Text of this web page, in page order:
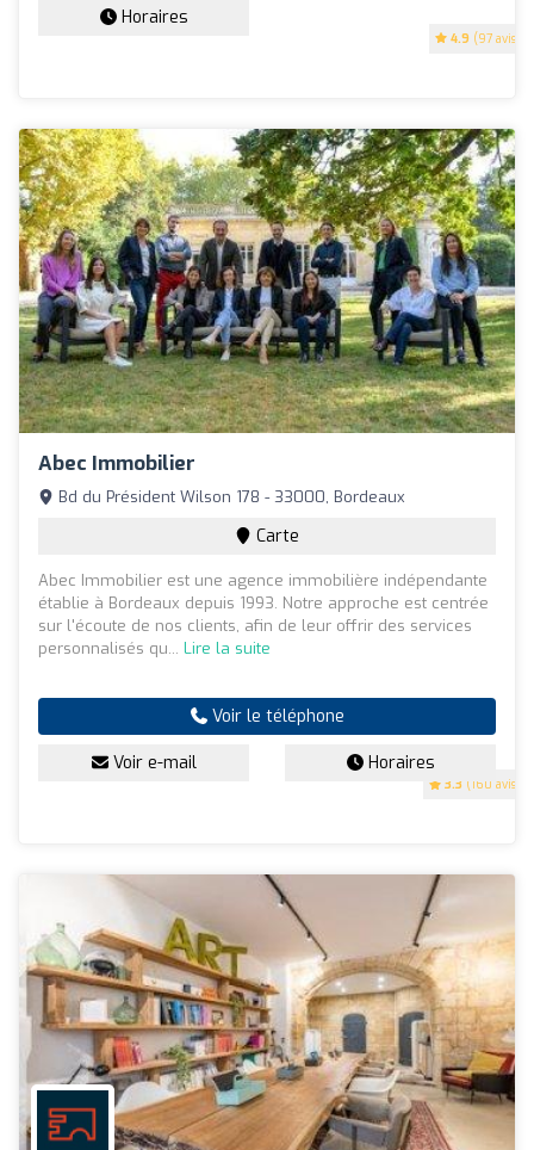
4.9 (97 avis)
Horaires
Abec Immobilier
3.3 (160 avis)
Bd du Président Wilson 178 - 33000, Bordeaux
Carte
Abec Immobilier est une agence immobilière indépendante
établie à Bordeaux depuis 1993. Notre approche est centrée
sur l'écoute de nos clients, afin de leur offrir des services
personnalisés qu... Lire la suite
Voir le téléphone
Voir e-mail Horaires